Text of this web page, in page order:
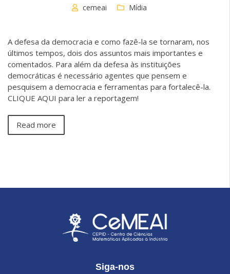
cemeai Mídia
A defesa da democracia e como fazê-la se tornaram, nos
últimos tempos, dois dos assuntos mais importantes e
comentados. Para além da defesa às instituições
democráticas é necessário agentes que pensem e
pesquisem a democracia e ferramentas para fortalecê-la.
CLIQUE AQUI para ler a reportagem!
Read more
Siga-nos